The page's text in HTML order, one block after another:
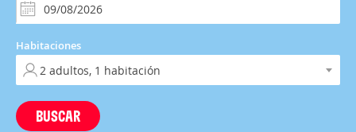
Habitaciones
BUSCAR